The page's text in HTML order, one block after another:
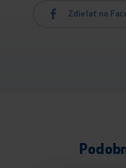
Zdielať na